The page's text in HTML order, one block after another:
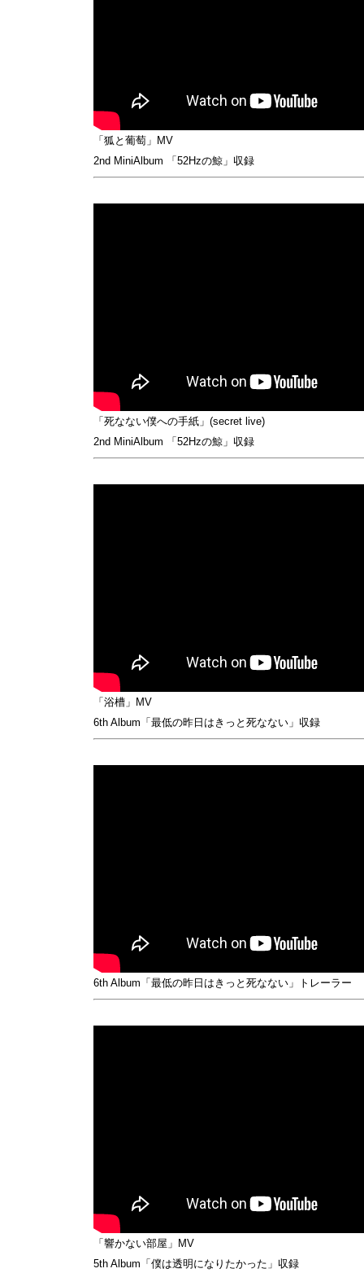
「狐と葡萄」MV
2nd MiniAlbum 「52Hzの鯨」収録
「死なない僕への手紙」(secret live)
2nd MiniAlbum 「52Hzの鯨」収録
「浴槽」MV
6th Album「最低の昨日はきっと死なない」収録
6th Album「最低の昨日はきっと死なない」トレーラー
「響かない部屋」MV
5th Album「僕は透明になりたかった」収録